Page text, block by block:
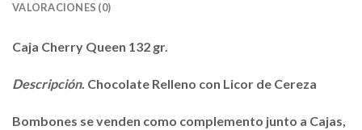
VALORACIONES (0)
Caja Cherry Queen 132 gr.
Descripción. Chocolate Relleno con Licor de Cereza
Bombones se venden como complemento junto a Cajas,